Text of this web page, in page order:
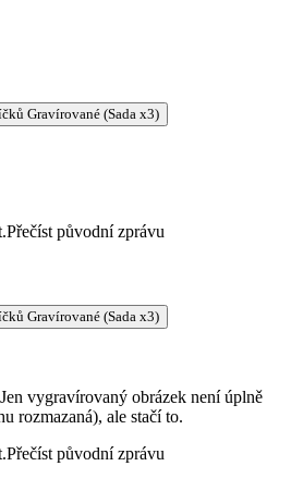
Gravírované (Sada x3)
Přečíst původní zprávu
Gravírované (Sada x3)
vygravírovaný obrázek není úplně
rozmazaná), ale stačí to.
Přečíst původní zprávu